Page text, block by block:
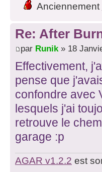
Anciennement
Re: After
par Runik» 18
Effectivement,
pense que
confondre avec
lesquels j'ai
retrouve le
garage :p
AGAR v1.2.2 est